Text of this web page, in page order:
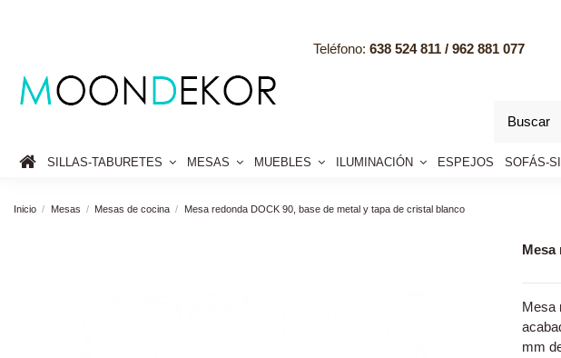
Teléfono: 638 524 811 / 962 881 077
SILLAS-TABURETES MESAS MUEBLES ILUMINACIÓN ESPEJOS SOFÁS-
Inicio Mesas Mesas de cocina Mesa redonda DOCK 90, base de metal y tapa de cristal blanco
Mesa
Mesa
mm